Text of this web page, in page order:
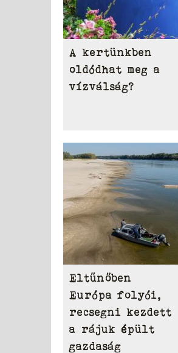
A kertünkben
oldódhat meg a
vízválság?
Eltűnőben
Európa folyói,
recsegni kezdett
a rájuk épült
gazdaság